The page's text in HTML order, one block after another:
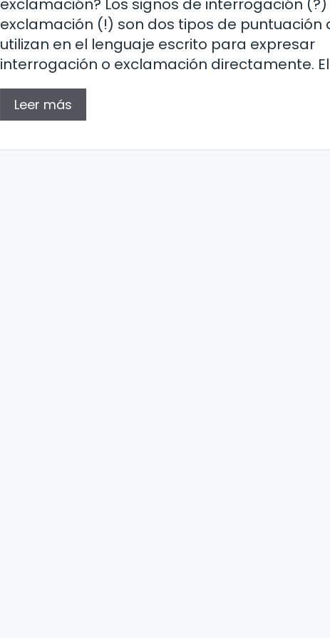
exclamación? Los signos de interrogación (?)
exclamación (!) son dos tipos de puntuación
utilizan en el lenguaje escrito para expresar
interrogación o exclamación directamente.
Leer más